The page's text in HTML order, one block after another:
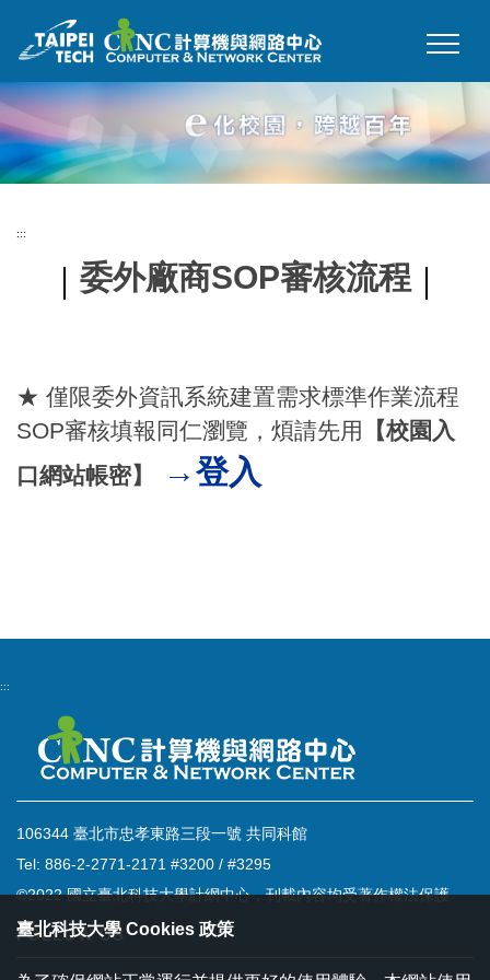
到
要
內
容
區
:::
委外廠商SOP審核流程
★ 僅限委外資訊系統建置需求標準作業流程
SOP審核填報同仁瀏覽，煩請先用
【校園入
口網站帳密】
→登入
:::
106344 臺北市忠孝東路三段一號 共同科館
Tel: 886-2-2771-2171 #3200 / #3295
©2022 國立臺北科技大學計網中心，刊載內容均受著作權法保護
FOLLOW US
臺北科技大學 Cookies 政策